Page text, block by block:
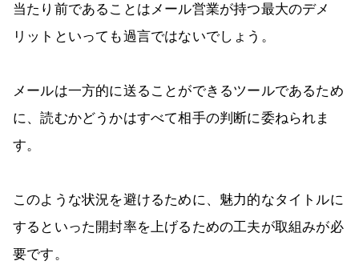
当たり前であることはメール営業が持つ最大のデメ
リットといっても過言ではないでしょう。
メールは一方的に送ることができるツールであるため
に、読むかどうかはすべて相手の判断に委ねられま
す。
このような状況を避けるために、魅力的なタイトルに
するといった開封率を上げるための工夫が取組みが必
要です。